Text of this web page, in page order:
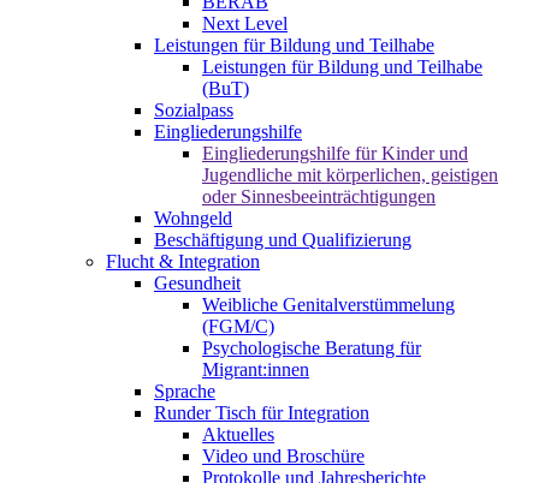
Next Level
Leistungen für Bildung und Teilhabe
Leistungen für Bildung und Teilhabe
(BuT)
Sozialpass
Eingliederungshilfe
Eingliederungshilfe für Kinder und
Jugendliche mit körperlichen, geistigen
oder Sinnesbeeinträchtigungen
Wohngeld
Beschäftigung und Qualifizierung
Flucht & Integration
Gesundheit
Weibliche Genitalverstümmelung
(FGM/C)
Psychologische Beratung für
Migrant:innen
Sprache
Runder Tisch für Integration
Aktuelles
Video und Broschüre
Protokolle und Jahresberichte